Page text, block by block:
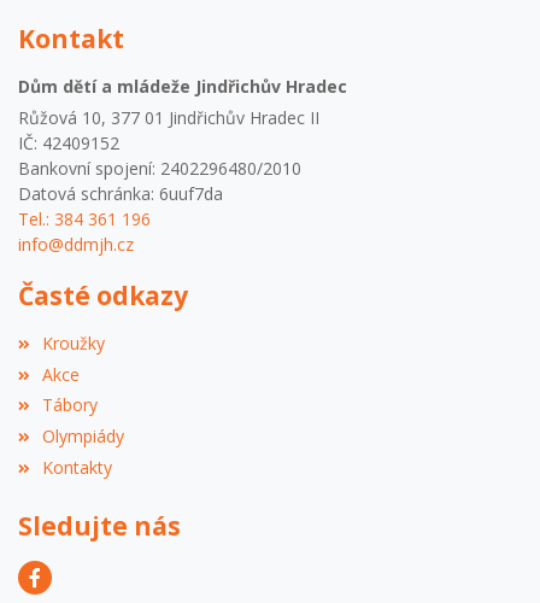
Kontakt
Dům dětí a mládeže Jindřichův Hradec
Růžová 10, 377 01 Jindřichův Hradec II
IČ: 42409152
Bankovní spojení: 2402296480/2010
Datová schránka: 6uuf7da
Tel.: 384 361 196
info@ddmjh.cz
Časté odkazy
Kroužky
Akce
Tábory
Olympiády
Kontakty
Sledujte nás